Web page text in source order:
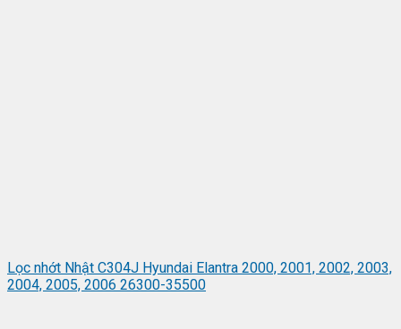
Lọc nhớt Nhật C304J Hyundai Elantra 2000, 2001, 2002, 2003,
2004, 2005, 2006 26300-35500